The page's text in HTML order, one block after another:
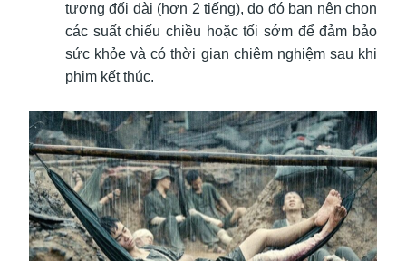
tương đối dài (hơn 2 tiếng), do đó bạn nên chọn
các suất chiếu chiều hoặc tối sớm để đảm bảo
sức khỏe và có thời gian chiêm nghiệm sau khi
phim kết thúc.